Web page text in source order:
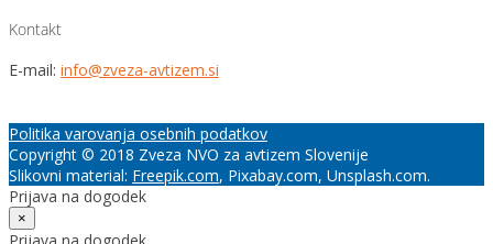
Kontakt
E-mail: info@zveza-avtizem.si
Politika varovanja osebnih podatkov
Copyright © 2018 Zveza NVO za avtizem Slovenije
Slikovni material: Freepik.com, Pixabay.com, Unsplash.com.
Prijava na dogodek
×